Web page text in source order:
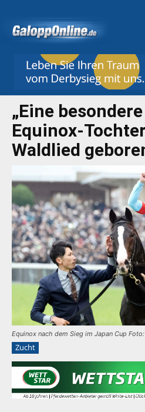
„Eine
Equinox-
Waldlied
Equinox nach dem Sieg im Japan Cup
Zucht